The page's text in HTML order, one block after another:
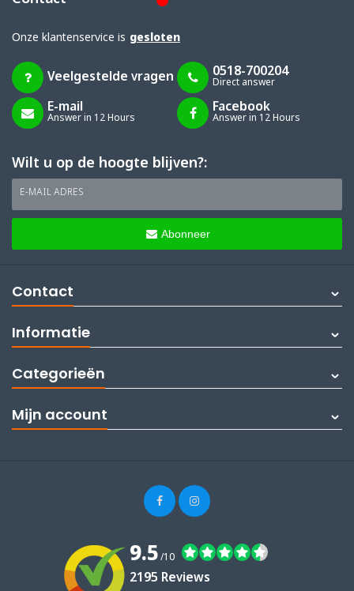
Onze klantenservice is gesloten
Veelgestelde vragen 0518-700204
Direct answer
E-mail
Answer in 12 Hours
Facebook
Answer in 12 Hours
Wilt u op de hoogte blijven?:
E-MAIL ADRES
Abonneer
Contact
Informatie
Categorieën
Mijn account
9.5/10
2195 Reviews